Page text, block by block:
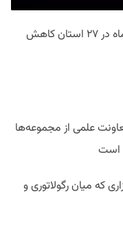
گزارش شاپرک: تعداد تراکنش‌های تیر ماه در ۲۷ استان‌ کاهش
علمی از مجموعه‌ها
است
که میان رگولاتوری و